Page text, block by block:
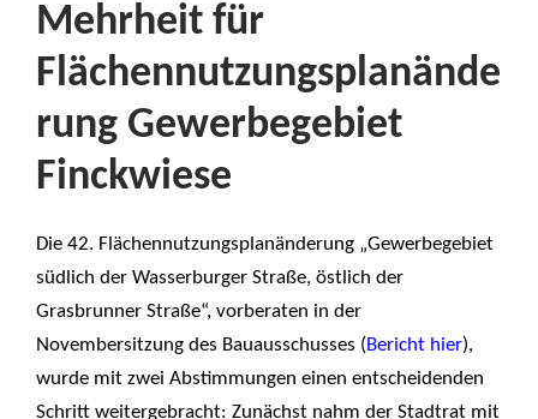
Mehrheit für
Flächennutzungsplanände
rung Gewerbegebiet
Finckwiese
Die 42. Flächennutzungsplanänderung „Gewerbegebiet
südlich der Wasserburger Straße, östlich der
Grasbrunner Straße“, vorberaten in der
Novembersitzung des Bauausschusses (Bericht hier),
wurde mit zwei Abstimmungen einen entscheidenden
Schritt weitergebracht: Zunächst nahm der Stadtrat mit